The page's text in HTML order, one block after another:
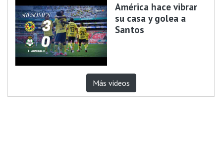
América hace vibrar
su casa y golea a
Santos
Más videos